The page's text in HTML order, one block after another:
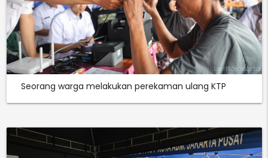
Seorang warga melakukan perekaman ulang KTP